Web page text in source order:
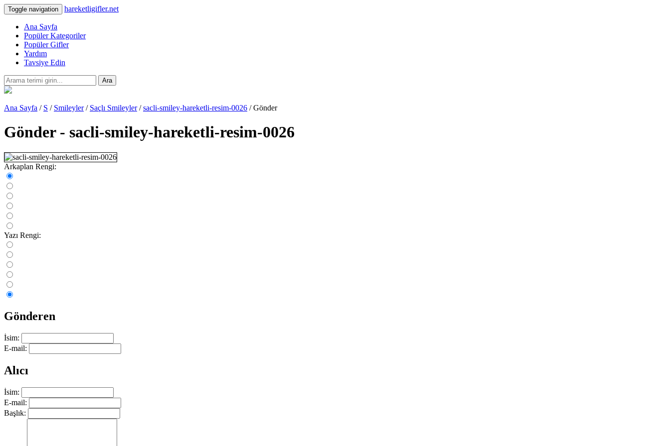
Toggle navigation hareketligifler.net
Ana Sayfa
Popüler Kategoriler
Popüler Gifler
Yardım
Tavsiye Edin
Ara
Ana Sayfa / S / Smileyler/ Saçlı Smileyler/sacli-smiley-hareketli-resim-0026 / Gönder
Gönder - sacli-smiley-hareketli-resim-0026
Arkaplan Rengi:
Yazı Rengi:
Gönderen
İsim:
E-mail:
Alıcı
İsim:
E-mail:
Başlık: